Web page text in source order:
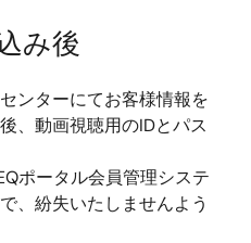
み後
ンターにてお客様情報を
、動画視聴用のIDとパス
ポータル会員管理システ
、紛失いたしませんよう